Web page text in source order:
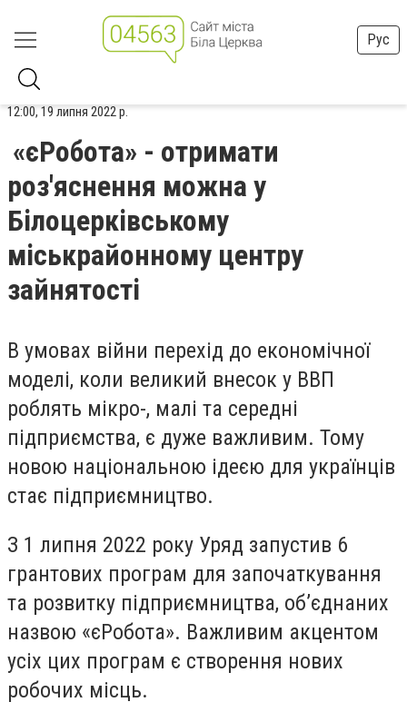
Рус
12:00, 19 липня 2022 р.
«єРобота» - отримати
роз'яснення можна у
Білоцерківському
міськрайонному центру
зайнятості
В умовах війни перехід до економічної
моделі, коли великий внесок у ВВП
роблять мікро-, малі та середні
підприємства, є дуже важливим. Тому
новою національною ідеєю для українців
стає підприємництво.
З 1 липня 2022 року Уряд запустив 6
грантових програм для започаткування
та розвитку підприємництва, об’єднаних
назвою «єРобота». Важливим акцентом
усіх цих програм є створення нових
робочих місць.